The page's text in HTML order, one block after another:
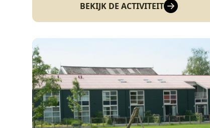
BEKIJK DE ACTIVITEIT